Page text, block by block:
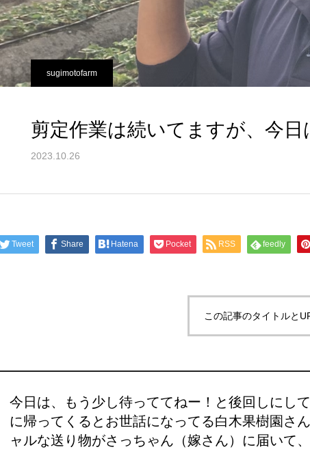
sugimotofarm
剪定作業は続いてますが、今日
2023.10.26
Tweet Share Hatena Pocket RSS feedly
この記事のタイトルと
今日は、もう少し待っててねー！と後回しにし
に帰ってくるとお世話になってる白木果樹園さ
ャルな送り物がさっちゃん（嫁さん）に届いて